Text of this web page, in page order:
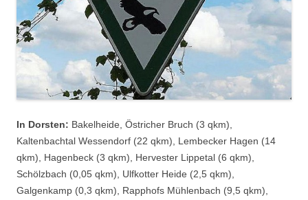
In Dorsten: Bakelheide, Östricher Bruch (3 qkm),
Kaltenbachtal Wessendorf (22 qkm), Lembecker Hagen (14
qkm), Hagenbeck (3 qkm), Hervester Lippetal (6 qkm),
Schölzbach (0,05 qkm), Ulfkotter Heide (2,5 qkm),
Galgenkamp (0,3 qkm), Rapphofs Mühlenbach (9,5 qkm),